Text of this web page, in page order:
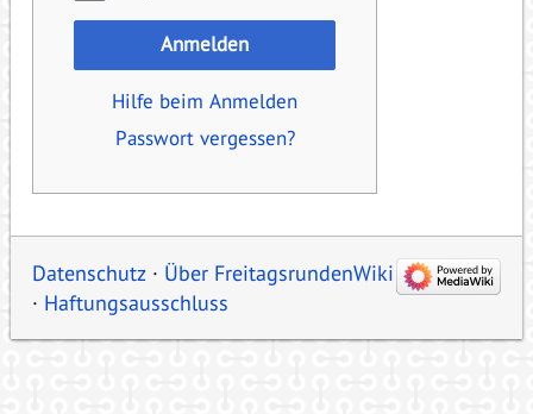
Anmelden
Hilfe beim Anmelden
Passwort vergessen?
Datenschutz
Über FreitagsrundenWiki
Haftungsausschluss